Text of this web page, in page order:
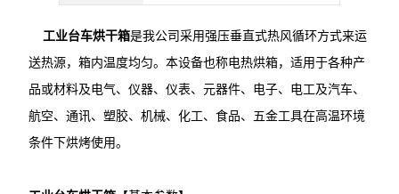
工业台车烘干箱是我公司采用强压垂直式热风循环方式来运
送热源，箱内温度均匀。本设备也称电热烘箱，适用于各种产
品或材料及电气、仪器、仪表、元器件、电子、电工及汽车、
航空、通讯、塑胶、机械、化工、食品、五金工具在高温环境
条件下烘烤使用。